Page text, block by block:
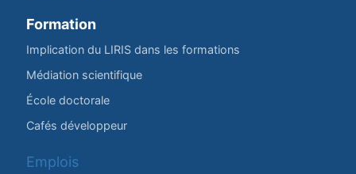
Formation
Implication du LIRIS dans les formations
Médiation scientifique
École doctorale
Cafés développeur
Emplois